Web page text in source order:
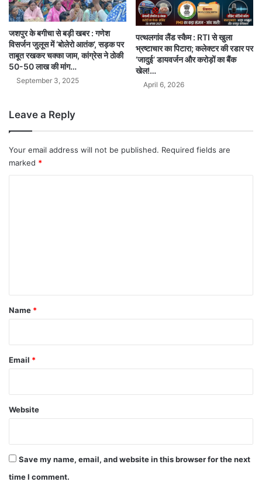
जशपुर के बगीचा से बड़ी खबर : गणेश
विसर्जन जुलूस में ‘बोलेरो आतंक’, सड़क पर
ताबूत रखकर चक्का जाम, कांग्रेस ने ठोकी
50-50 लाख की मांग…
September 3, 2025
पत्थलगांव लैंड स्कैम : RTI से खुला
भ्रष्टाचार का पिटारा; कलेक्टर की रडार पर
‘जादुई’ डायवर्जन और करोड़ों का बैंक
खेल!…
April 6, 2026
Leave a Reply
Your email address will not be published. Required fields are
marked *
*
Name *
Email *
Website
Save my name, email, and website in this browser for the next
time I comment.